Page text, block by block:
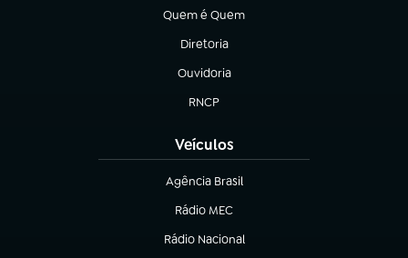
Quem é Quem
(abre em nova aba)
Diretoria
(abre em nova aba)
Ouvidoria
(abre em nova aba)
RNCP
(abre em nova aba)
Veículos
Agência Brasil
(abre em nova aba)
Rádio MEC
(abre em nova aba)
Rádio Nacional